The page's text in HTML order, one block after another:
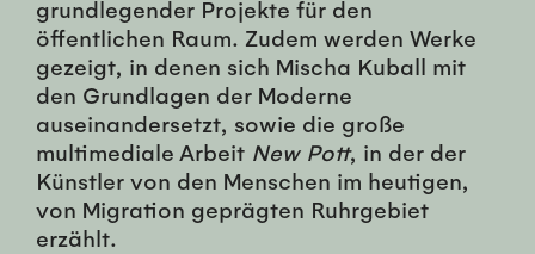
grundlegender Projekte für den
öffentlichen Raum. Zudem werden Werke
gezeigt, in denen sich Mischa Kuball mit
den Grundlagen der Moderne
auseinandersetzt, sowie die große
multimediale Arbeit New Pott, in der der
Künstler von den Menschen im heutigen,
von Migration geprägten Ruhrgebiet
erzählt.